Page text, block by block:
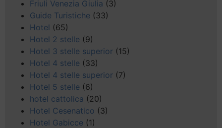
Friuli Venezia Giulia (3)
Guide Turistiche (33)
Hotel (65)
Hotel 2 stelle (9)
Hotel 3 stelle superior (15)
Hotel 4 stelle (33)
Hotel 4 stelle superior (7)
Hotel 5 stelle (6)
hotel cattolica (20)
Hotel Cesenatico (3)
Hotel Gabicce (1)